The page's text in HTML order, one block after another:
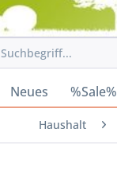
Neues %Sale%
Haushalt